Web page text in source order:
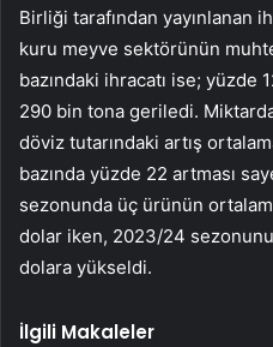
Birliği tarafından yayınlanan
kuru meyve sektörünün
bazındaki ihracatı ise; yüzde
290 bin tona geriledi.
döviz tutarındaki artış
bazında yüzde 22 artması
sezonunda üç ürünün
dolar iken, 2023/24
dolara yükseldi.
İlgili Makaleler